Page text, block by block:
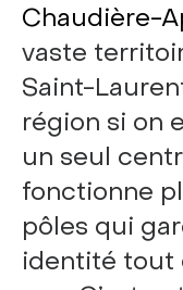
Chaudière-
vaste
Saint-
région si on
un seul
fonctionne
pôles qui
identité tout